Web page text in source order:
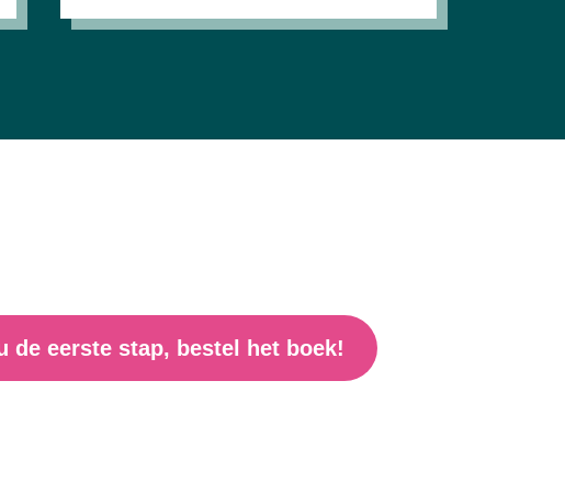
de eerste stap, bestel het boek!